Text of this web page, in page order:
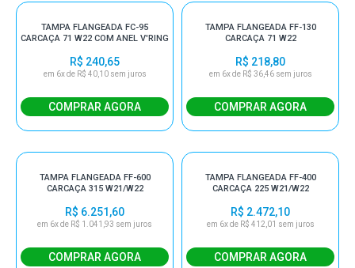
TAMPA FLANGEADA FC-95
CARCAÇA 71 W22 COM ANEL V'RING
R$ 240,65
em 6x de R$ 40,10 sem juros
TAMPA FLANGEADA FF-130
CARCAÇA 71 W22
R$ 218,80
em 6x de R$ 36,46 sem juros
TAMPA FLANGEADA FF-600
CARCAÇA 315 W21/W22
R$ 6.251,60
em 6x de R$ 1.041,93 sem juros
TAMPA FLANGEADA FF-400
CARCAÇA 225 W21/W22
R$ 2.472,10
em 6x de R$ 412,01 sem juros